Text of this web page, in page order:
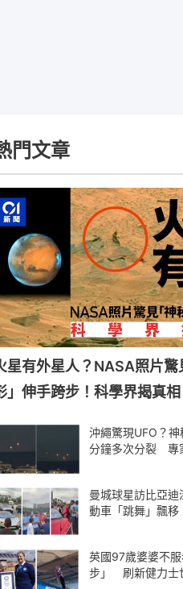
門文章
星有外星人？NASA照片驚
」伸手跨步！科學界揭真相
沖繩驚現UFO？
分鐘多次分裂 專
曼城球星訪比亞
動車「跳舞」飄移
英國97歲婆婆不
步」 刷新健力士